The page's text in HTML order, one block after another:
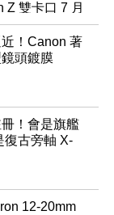
Z 雙卡口 7 月
！Canon 著
頭鍍膜
！會是旗艦
復古旁軸 X-
12-20mm